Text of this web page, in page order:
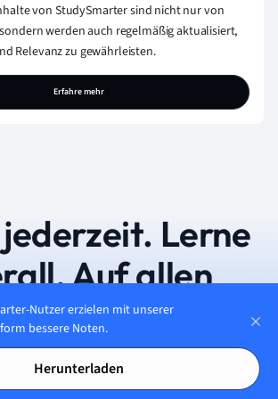
von StudySmarter sind nicht nur von
werden auch regelmäßig aktualisiert,
Relevanz zu gewährleisten.
Erfahre mehr
Lerne
Auf allen
Geräten.
Kostenfrei loslegen
Nutzer erzielen mit unserer
bessere Noten.
Herunterladen